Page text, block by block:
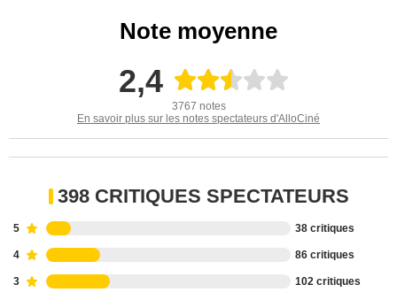
Note moyenne
2,4
3767 notes
En savoir plus sur les notes spectateurs d'AlloCiné
398 CRITIQUES SPECTATEURS
5 38 critiques
4 86 critiques
3 102 critiques